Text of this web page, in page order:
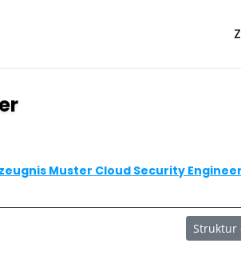
Muster Cloud Security
Struktur